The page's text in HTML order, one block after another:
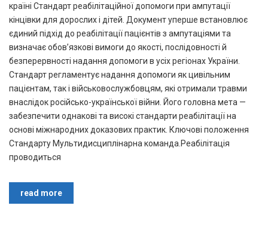
країні Стандарт реабілітаційної допомоги при ампутації
кінцівки для дорослих і дітей. Документ уперше встановлює
єдиний підхід до реабілітації пацієнтів з ампутаціями та
визначає обов’язкові вимоги до якості, послідовності й
безперервності надання допомоги в усіх регіонах України.
Стандарт регламентує надання допомоги як цивільним
пацієнтам, так і військовослужбовцям, які отримали травми
внаслідок російсько-української війни. Його головна мета —
забезпечити однакові та високі стандарти реабілітації на
основі міжнародних доказових практик. Ключові положення
Стандарту Мультидисциплінарна команда.Реабілітація
проводиться
read more